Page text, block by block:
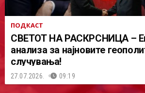
ПОДКАСТ
СВЕТОТ НА РАСКРСНИЦА –
анализа за најновите
случувања!
27.07.2026. 09:19